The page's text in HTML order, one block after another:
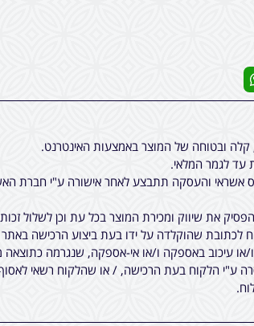
ובטוחה של המוצר באמצעות האינטרנט.
עד לגמר המלאי.
אשראי והעסקה תתבצע לאחר אישורה ע"י חברת
את שיווק ומכירת המוצר בכל עת וכן לשלול
ביצוע הרכישה באתר מכירות, תוך 7 ימי עסקים. (בהזמנת קשירות מיוחדות לציציות,
עיכוב באספקה ו/או אי-אספקה, שנגרמה כתוצאה
ע"י הלקוח בעת הרכישה, / או שהלקוח רשאי